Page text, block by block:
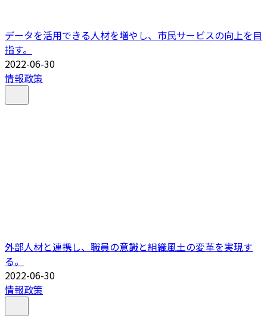
データを活用できる人材を増やし、市民サービスの向上を目
指す。
2022-06-30
情報政策
外部人材と連携し、職員の意識と組織風土の変革を実現す
る。
2022-06-30
情報政策